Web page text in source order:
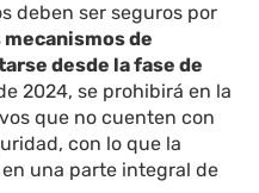
deben ser seguros por
mecanismos de
desde la fase de
2024, se prohibirá en la
que no cuenten con
con lo que la
una parte integral de